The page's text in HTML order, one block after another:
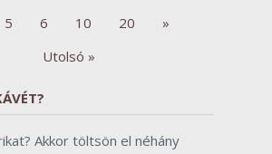
5 6 10 20
»
Utolsó »
Akkor töltsön el néhány